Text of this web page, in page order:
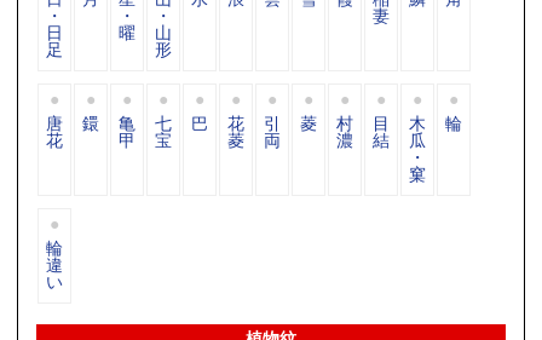
・
日
足
・
曜
・
山
形
妻
唐
花
鐶 亀
甲
七
宝
巴 花
菱
引
両
菱 村
濃
目
結
木
瓜
・
窠
輪
輪
違
い